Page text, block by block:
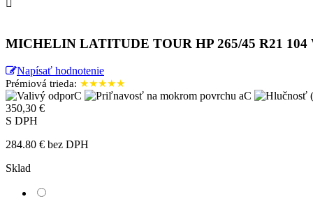

MICHELIN LATITUDE TOUR HP 265/45 R21 104
Napísať hodnotenie
Prémiová trieda: ★★★★★
C
C
350,30 €
S DPH
284.80 € bez DPH
Sklad